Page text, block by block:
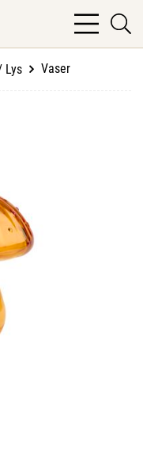
bars
light
Lys Vaser